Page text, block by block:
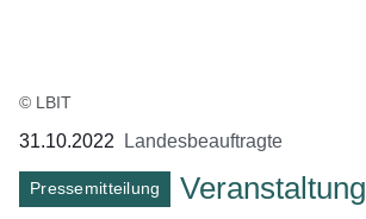
© LBIT
31.10.2022 Landesbeauftragte
Pressemitteilung
Veranstaltung